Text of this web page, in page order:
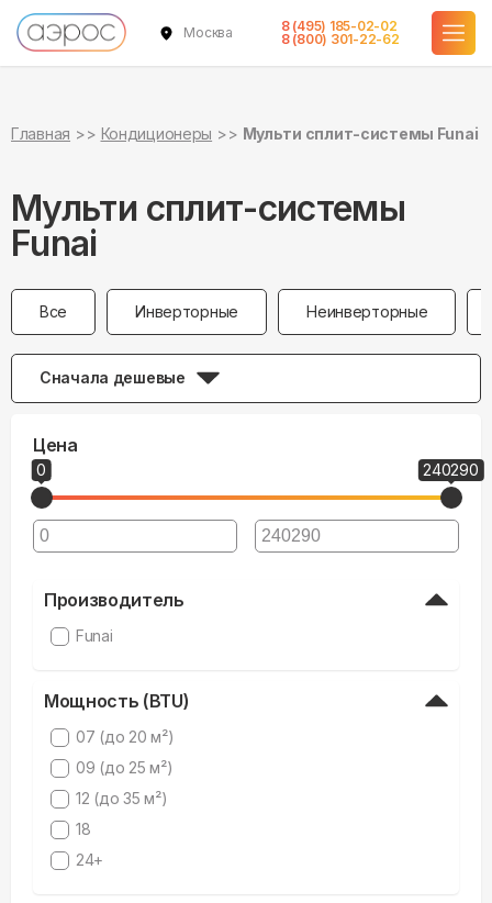
Москва
8 (495) 185-02-02
8 (800) 301-22-62
Главная Кондиционеры Мульти сплит-системы Funai
Мульти сплит-системы
Funai
Все Инверторные Неинверторные
Сначала дешевые
Цена
0 240290
Производитель
Funai
Мощность (BTU)
07 (до 20 м²)
09 (до 25 м²)
12 (до 35 м²)
18
24+